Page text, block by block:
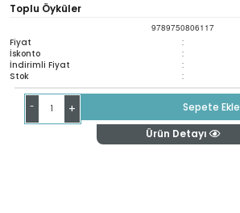
Toplu Öyküler
9789750806117
Fiyat :
İskonto :
İndirimli Fiyat :
Stok :
- +
Sepete Ekle
Ürün Detayı